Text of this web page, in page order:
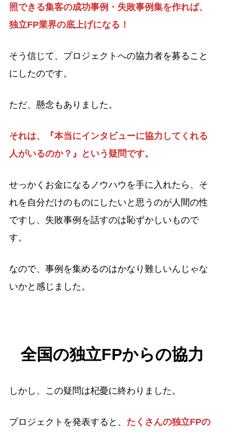
照できる集客の成功事例・失敗事例集を作れば、
独立FP業界の底上げになる！
そう信じて、プロジェクトへの協力者を募ること
にしたのです。
ただ、懸念もありました。
それは、『本当にインタビューに協力してくれる
人がいるのか？』という疑問です。
せっかくお金になるノウハウを手に入れたら、そ
れを自分だけのものにしたいと思うのが人間の性
ですし、失敗事例を話すのは恥ずかしいもので
す。
なので、事例を集めるのはかなり難しいんじゃな
いかと感じました。
全国の独立FPからの協力
しかし、この疑問は杞憂に終わりました。
プロジェクトを発表すると、 たくさんの独立FPの